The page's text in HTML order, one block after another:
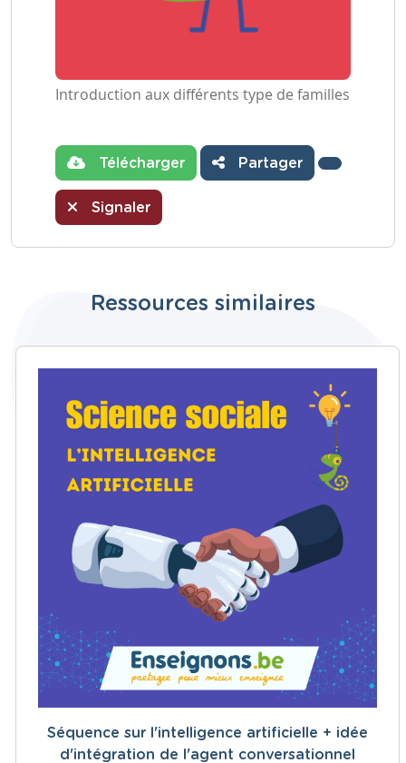
Introduction aux différents type de familles
Télécharger Partager
Signaler
Ressources similaires
Séquence sur l'intelligence artificielle + idée
d'intégration de l'agent conversationnel